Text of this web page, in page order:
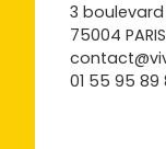
3
75004 PARIS
01 55 95 89